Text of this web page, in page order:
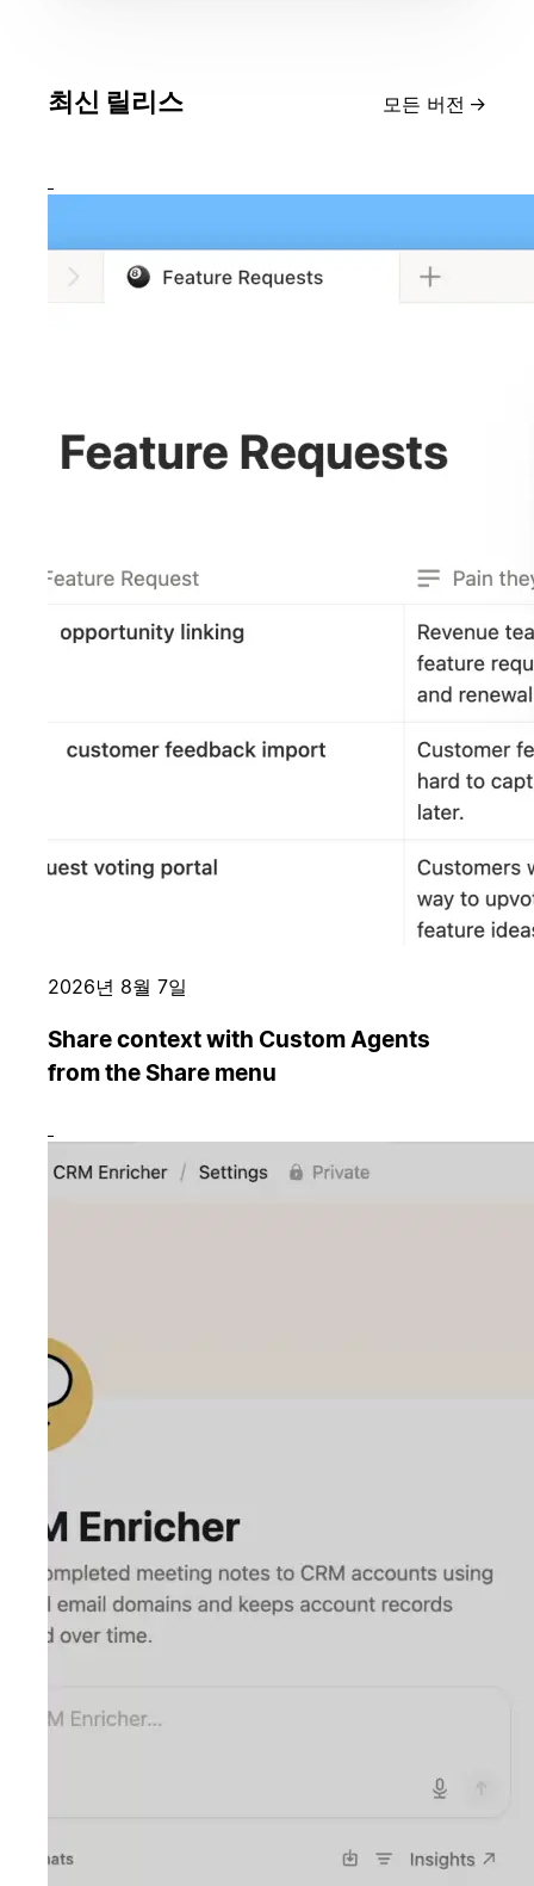
최신 릴리스 모든 버전 →
2026년 8월 7일
Share context with Custom Agents
from the Share menu